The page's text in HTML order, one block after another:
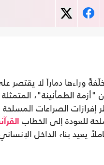
وراءها دماراً لا يقتصر
"أزمة الطمأنينة"،
إفرازات الصراعات
للعودة إلى الخطاب
يعيد بناء الداخل